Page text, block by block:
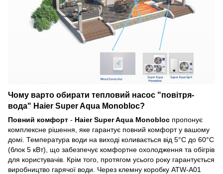
Чому варто обирати тепловий насос "повітря-
вода" Haier Super Aqua Monobloc?
Повний комфорт - Haier Super Aqua Monobloc пропонує
комплексне рішення, яке гарантує повний комфорт у вашому
домі. Температура води на виході коливається від 5°C до 60°C
(блок 5 кВт), що забезпечує комфортне охолодження та обігрів
для користувачів. Крім того, протягом усього року гарантується
виробництво гарячої води. Через клемну коробку ATW-A01